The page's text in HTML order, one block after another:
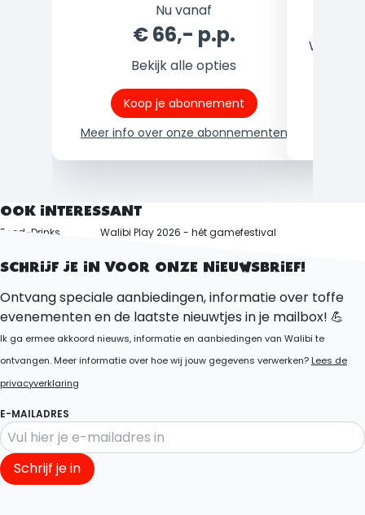
Nu vanaf
€ 66,- p.p.
Bekijk alle opties
Koop je abonnement
Meer info over onze abonnementen
Welke
OOK INTERESSANT
Food-Drinks
Walibi Play 2026 - hét gamefestival
SCHRIJF JE IN VOOR ONZE NIEUWSBRIEF!
Ontvang speciale aanbiedingen, informatie over toffe
evenementen en de laatste nieuwtjes in je mailbox! 💪
Ik ga ermee akkoord nieuws, informatie en aanbiedingen van Walibi te
ontvangen. Meer informatie over hoe wij jouw gegevens verwerken?Lees de
privacyverklaring
E-MAILADRES
Schrijf je in